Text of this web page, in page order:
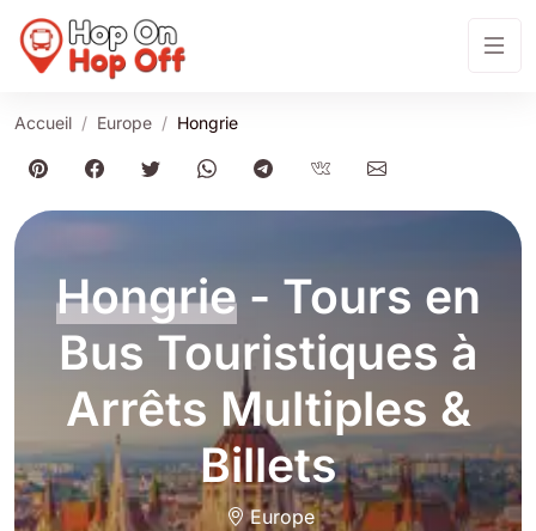
Accueil Europe Hongrie
Hongrie- Tours en
Bus Touristiques à
Arrêts Multiples &
Billets
Europe